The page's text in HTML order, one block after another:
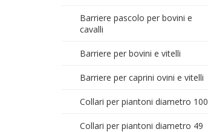
Barriere pascolo per bovini e
cavalli
Barriere per bovini e vitelli
Barriere per caprini ovini e vitelli
Collari per piantoni diametro 100
Collari per piantoni diametro 49